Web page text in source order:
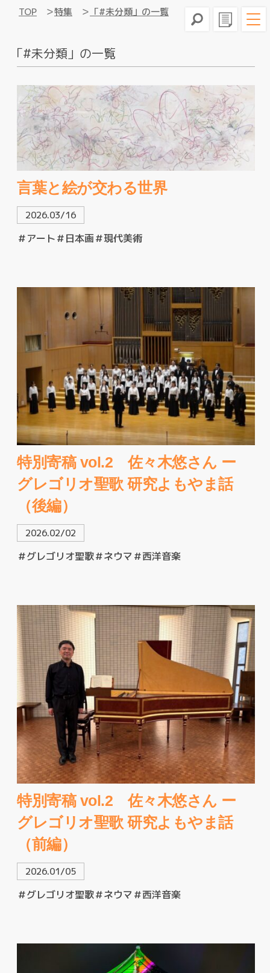
TOP 特集 「#未分類」の一覧
「#未分類」の一覧
言葉と絵が交わる世界
2026.03/16
＃アート＃日本画＃現代美術
特別寄稿 vol.2 佐々木悠さん ー
グレゴリオ聖歌 研究よもやま話
（後編）
2026.02/02
＃グレゴリオ聖歌＃ネウマ ＃西洋音楽
特別寄稿 vol.2 佐々木悠さん ー
グレゴリオ聖歌 研究よもやま話
（前編）
2026.01/05
＃グレゴリオ聖歌＃ネウマ ＃西洋音楽